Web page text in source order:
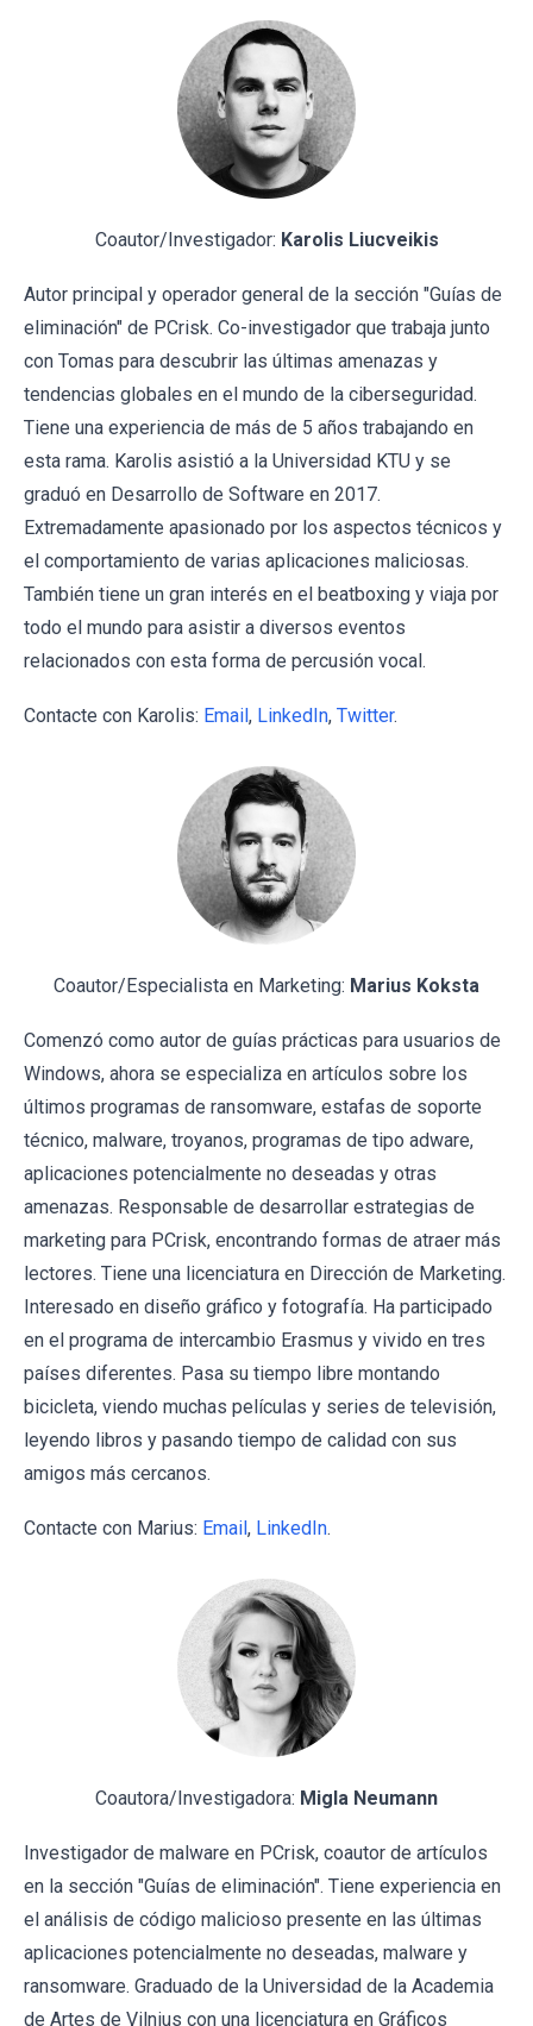
Coautor/Investigador: Karolis Liucveikis
Autor principal y operador general de la sección "Guías de
eliminación" de PCrisk. Co-investigador que trabaja junto
con Tomas para descubrir las últimas amenazas y
tendencias globales en el mundo de la ciberseguridad.
Tiene una experiencia de más de 5 años trabajando en
esta rama. Karolis asistió a la Universidad KTU y se
graduó en Desarrollo de Software en 2017.
Extremadamente apasionado por los aspectos técnicos y
el comportamiento de varias aplicaciones maliciosas.
También tiene un gran interés en el beatboxing y viaja por
todo el mundo para asistir a diversos eventos
relacionados con esta forma de percusión vocal.
Contacte con Karolis: Email, LinkedIn, Twitter.
Coautor/Especialista en Marketing: Marius Koksta
Comenzó como autor de guías prácticas para usuarios de
Windows, ahora se especializa en artículos sobre los
últimos programas de ransomware, estafas de soporte
técnico, malware, troyanos, programas de tipo adware,
aplicaciones potencialmente no deseadas y otras
amenazas. Responsable de desarrollar estrategias de
marketing para PCrisk, encontrando formas de atraer más
lectores. Tiene una licenciatura en Dirección de Marketing.
Interesado en diseño gráfico y fotografía. Ha participado
en el programa de intercambio Erasmus y vivido en tres
países diferentes. Pasa su tiempo libre montando
bicicleta, viendo muchas películas y series de televisión,
leyendo libros y pasando tiempo de calidad con sus
amigos más cercanos.
Contacte con Marius: Email, LinkedIn.
Coautora/Investigadora: Migla Neumann
Investigador de malware en PCrisk, coautor de artículos
en la sección "Guías de eliminación". Tiene experiencia en
el análisis de código malicioso presente en las últimas
aplicaciones potencialmente no deseadas, malware y
ransomware. Graduado de la Universidad de la Academia
de Artes de Vilnius con una licenciatura en Gráficos